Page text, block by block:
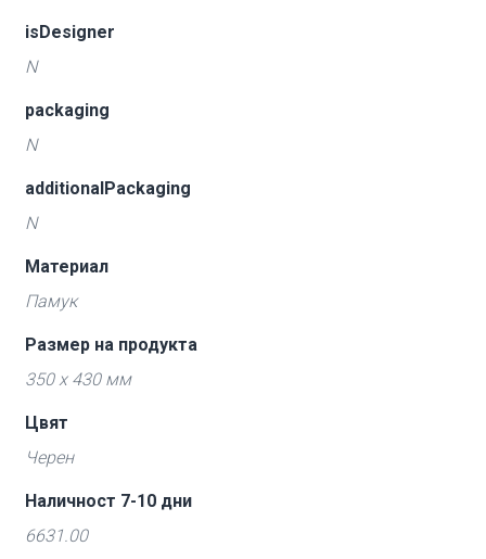
isDesigner
N
packaging
N
additionalPackaging
N
Материал
Памук
Размер на продукта
350 x 430 мм
Цвят
Черен
Наличност 7-10 дни
6631.00